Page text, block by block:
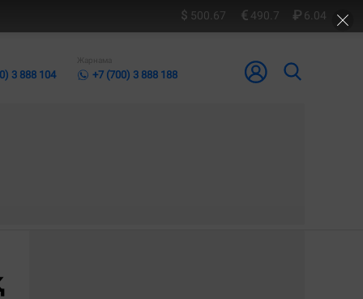
500.67 490.7 6.04
3 888 104
Жарнама
+7 (700) 3 888 188